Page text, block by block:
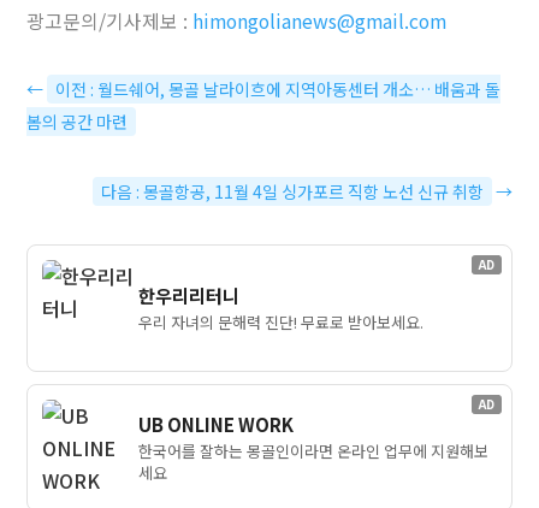
광고문의/기사제보 : himongolianews@gmail.com
← 이전 : 월드쉐어, 몽골 날라이흐에 지역아동센터 개소… 배움과 돌
봄의 공간 마련
다음 : 몽골항공, 11월 4일 싱가포르 직항 노선 신규 취항 →
AD
한우리리터니
우리 자녀의 문해력 진단! 무료로 받아보세요.
AD
UB ONLINE WORK
한국어를 잘하는 몽골인이라면 온라인 업무에 지원해보
세요